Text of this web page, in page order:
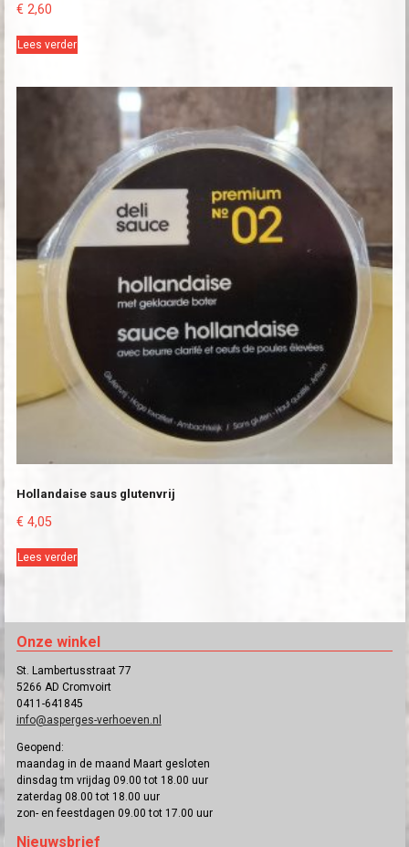
€ 2,60
Lees verder
Hollandaise saus glutenvrij
€ 4,05
Lees verder
Onze winkel
St. Lambertusstraat 77
5266 AD Cromvoirt
0411-641845
info@asperges-verhoeven.nl
Geopend:
maandag in de maand Maart gesloten
dinsdag tm vrijdag 09.00 tot 18.00 uur
zaterdag 08.00 tot 18.00 uur
zon- en feestdagen 09.00 tot 17.00 uur
Nieuwsbrief